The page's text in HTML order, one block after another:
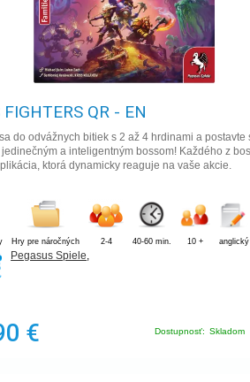
FIGHTERS QR - EN
do odvážnych bitiek s 2 až 4 hrdinami a postavte
a inteligentným bossom! Každého z
ktorá dynamicky reaguje na vaše akcie.
Hry pre náročných 2-4 40-60 min. 10 + anglický
Pegasus Spiele,
€ Dostupnosť: Skladom